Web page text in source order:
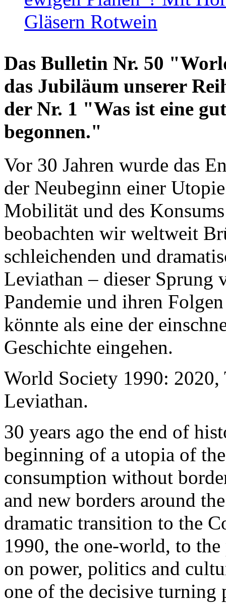
Gläsern Rotwein
Das Bulletin Nr. 50
das Jubiläum unserer
der Nr. 1 "Was ist eine
begonnen."
Vor 30 Jahren wurde das
der Neubeginn einer
Mobilität und des
beobachten wir weltweit
schleichenden und
Leviathan – dieser Sprung
Pandemie und ihren
könnte als eine der
Geschichte eingehen.
World Society 1990: 2020,
Leviathan.
30 years ago the end of
beginning of a utopia of
consumption without
and new borders around
dramatic transition to the
1990, the one-world, to the
on power, politics and
one of the decisive turning